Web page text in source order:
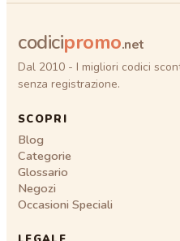
codicipromo.net
Dal 2010 - I migliori codici
senza registrazione.
SCOPRI
Blog
Categorie
Glossario
Negozi
Occasioni Speciali